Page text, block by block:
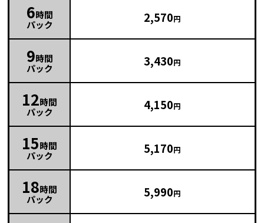
6時間
パック
2,570円
9時間
パック
3,430円
12時間
パック
4,150円
15時間
パック
5,170円
18時間
パック
5,990円